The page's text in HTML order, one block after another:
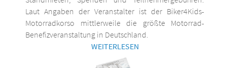
Laut Angaben der Veranstalter ist der Biker4Kids-
Motorradkorso mittlerweile die größte Motorrad-
Benefizveranstaltung in Deutschland.
WEITERLESEN